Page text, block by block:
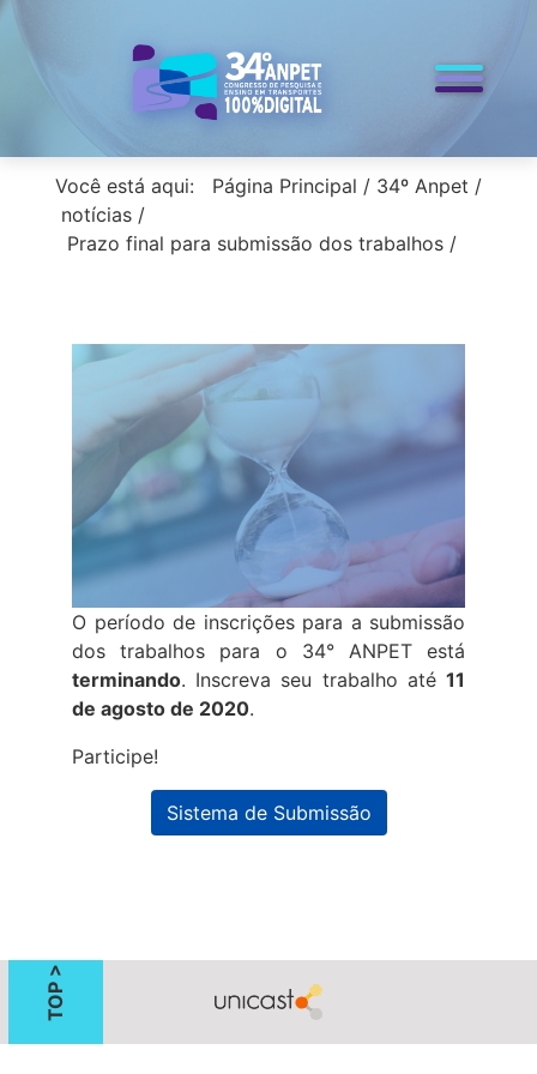
< voltar para a home
Você está aqui: Página Principal / 34º Anpet /
notícias /
Prazo final para submissão dos trabalhos /
O período de inscrições para a submissão
dos trabalhos para o 34° ANPET está
terminando. Inscreva seu trabalho até 11
de agosto de 2020.
Participe!
Sistema de Submissão
TOP >